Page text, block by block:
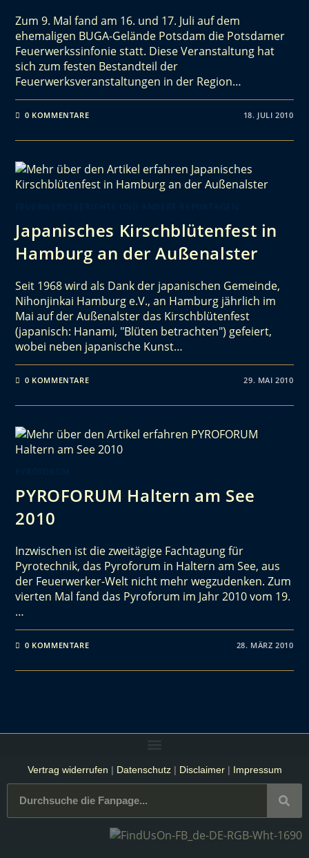
Zum 9. Mal fand am 16. und 17. Juli auf dem
ehemaligen BUGA-Gelände Potsdam die Potsdamer
Feuerwerkssinfonie statt. Diese Veranstaltung hat
sich zum festen Bestandteil der
Feuerwerksveranstaltungen in der Region…
0 KOMMENTARE 18. JULI 2010
Japanisches Kirschblütenfest in
Hamburg an der Außenalster
Seit 1968 wird als Dank der japanischen Gemeinde,
Nihonjinkai Hamburg e.V., an Hamburg jährlich im
Mai auf der Außenalster das Kirschblütenfest
(japanisch: Hanami, "Blüten betrachten") gefeiert,
wobei neben japanische Kunst…
0 KOMMENTARE 29. MAI 2010
PYROFORUM Haltern am See
2010
Inzwischen ist die zweitägige Fachtagung für
Pyrotechnik, das Pyroforum in Haltern am See, aus
der Feuerwerker-Welt nicht mehr wegzudenken. Zum
vierten Mal fand das Pyroforum im Jahr 2010 vom 19.
…
0 KOMMENTARE 28. MÄRZ 2010
Vertrag widerrufen | Datenschutz| Disclaimer| Impressum